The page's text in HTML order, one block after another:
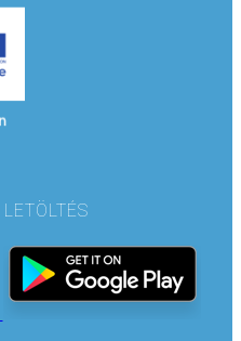
LETÖLTÉS